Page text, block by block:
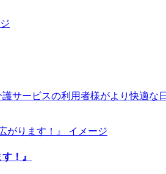
サービスの利用者様がより快適
！』